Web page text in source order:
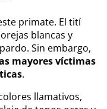
primate. El tití
blancas y
Sin embargo,
mayores víctimas
.
llamativos,